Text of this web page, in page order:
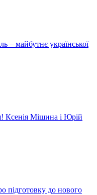
– майбутнє української
Ксенія Мішина і Юрій
підготовку до нового